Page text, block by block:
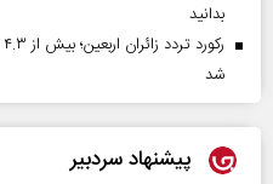
بدانید
شد
پیشنهاد سردبیر